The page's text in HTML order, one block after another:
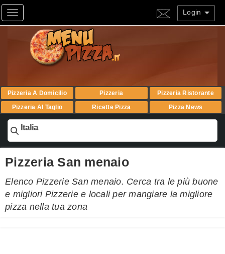
Toggle navigation Login
Pizzeria A Domicilio Pizzeria
Pizzeria Ristorante
Pizzeria Al Taglio
Ricette Pizza Pizza News
Italia
Pizzeria San menaio
Elenco Pizzerie San menaio. Cerca tra le più buone
e migliori Pizzerie e locali per mangiare la migliore
pizza nella tua zona